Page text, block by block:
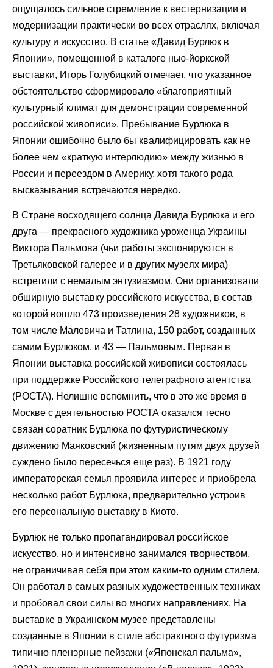
ощущалось сильное стремление к вестернизации и
модернизации практически во всех отраслях, включая
культуру и искусство. В статье «Давид Бурлюк в
Японии», помещенной в каталоге нью-йоркской
выставки, Игорь Голубицкий отмечает, что указанное
обстоятельство сформировало «благоприятный
культурный климат для демонстрации современной
российской живописи». Пребывание Бурлюка в
Японии ошибочно было бы квалифицировать как не
более чем «краткую интерлюдию» между жизнью в
России и переездом в Америку, хотя такого рода
высказывания встречаются нередко.
В Стране восходящего солнца Давида Бурлюка и его
друга — прекрасного художника уроженца Украины
Виктора Пальмова (чьи работы экспонируются в
Третьяковской галерее и в других музеях мира)
встретили с немалым энтузиазмом. Они организовали
обширную выставку российского искусства, в состав
которой вошло 473 произведения 28 художников, в
том числе Малевича и Татлина, 150 работ, созданных
самим Бурлюком, и 43 — Пальмовым. Первая в
Японии выставка российской живописи состоялась
при поддержке Российского телеграфного агентства
(РОСТА). Нелишне вспомнить, что в это же время в
Москве с деятельностью РОСТА оказался тесно
связан соратник Бурлюка по футуристическому
движению Маяковский (жизненным путям двух друзей
суждено было пересечься еще раз). В 1921 году
императорская семья проявила интерес и приобрела
несколько работ Бурлюка, предварительно устроив
его персональную выставку в Киото.
Бурлюк не только пропагандировал российское
искусство, но и интенсивно занимался творчеством,
не ограничивая себя при этом каким-то одним стилем.
Он работал в самых разных художественных техниках
и пробовал свои силы во многих направлениях. На
выставке в Украинском музее представлены
созданные в Японии в стиле абстрактного футуризма
типично пленэрные пейзажи («Японская пальма»,